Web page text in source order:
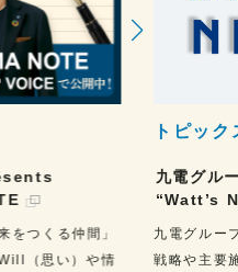
をつくる仲間」
（思い）や情
トピック
九電グル
“Watt’s
九電グルー
戦略や主要